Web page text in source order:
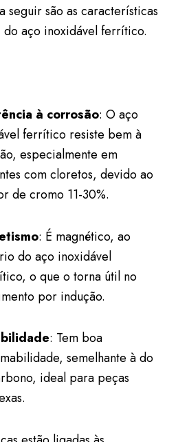
seguir são as características
do aço inoxidável ferrítico.
à corrosão: O aço
ferrítico resiste bem à
especialmente em
com cloretos, devido ao
de cromo 11-30%.
: É magnético, ao
do aço inoxidável
o que o torna útil no
por indução.
: Tem boa
semelhante à do
ideal para peças